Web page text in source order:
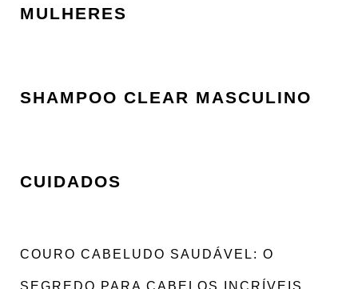
MULHERES
SHAMPOO CLEAR MASCULINO
CUIDADOS
COURO CABELUDO SAUDÁVEL: O